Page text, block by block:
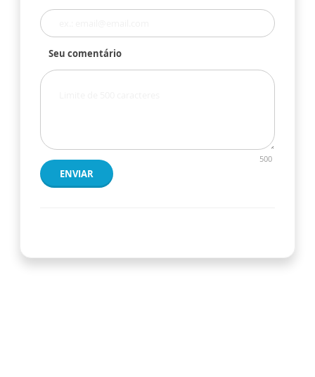
Seu comentário
500
ENVIAR